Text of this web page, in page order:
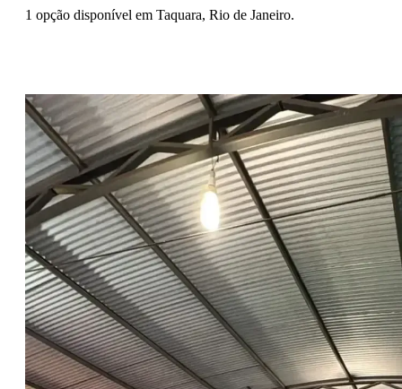
1 opção disponível em Taquara, Rio de Janeiro.